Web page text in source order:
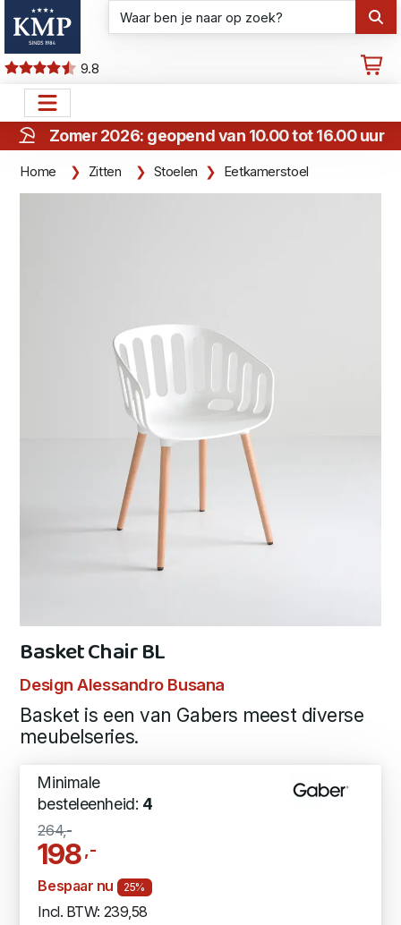
9.8
Zomer 2026: geopend van 10.00 tot 16.00 uur
Home Zitten Stoelen Eetkamerstoel
Basket Chair BL
Design Alessandro Busana
Basket is een van Gabers meest diverse
meubelseries.
Minimale
besteleenheid: 4
264,-
198,-
Bespaar nu 25%
Incl. BTW: 239,58